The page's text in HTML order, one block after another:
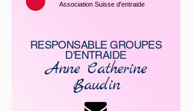
Association Suisse d'entraide
RESPONSABLE GROUPES
D'ENTRAIDE
Anne Catherine
Baudin